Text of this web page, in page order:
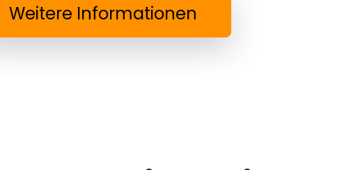
Weitere Informationen